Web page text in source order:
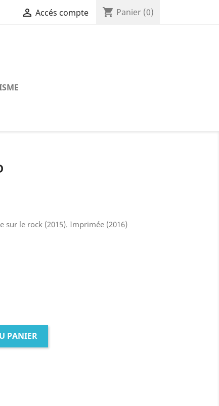
 Accés compte shopping_cart Panier (0)
sur le rock (2015). Imprimée (2016)
PANIER